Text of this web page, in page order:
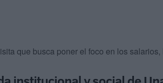
que busca poner el foco en los